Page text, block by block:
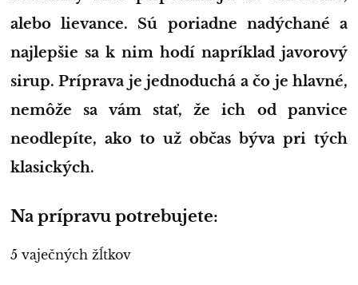
alebo lievance. Sú poriadne nadýchané a
najlepšie sa k nim hodí napríklad javorový
sirup. Príprava je jednoduchá a čo je hlavné,
nemôže sa vám stať, že ich od panvice
neodlepíte, ako to už občas býva pri tých
klasických.
Na prípravu potrebujete:
5 vaječných žĺtkov